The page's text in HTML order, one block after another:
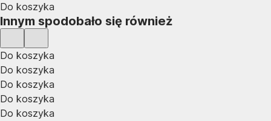
Do koszyka
Innym spodobało się również
Do koszyka
Do koszyka
Do koszyka
Do koszyka
Do koszyka